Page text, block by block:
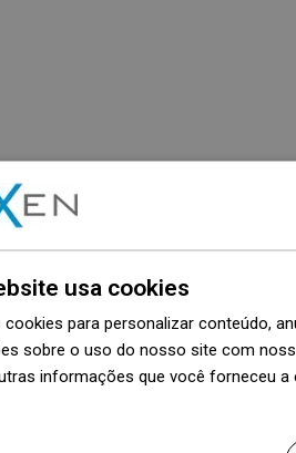
usa cookies
cookies para personalizar conteúdo,
sobre o uso do nosso site com
informações que você forneceu